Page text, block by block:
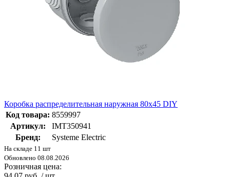
Коробка распределительная наружная 80x45 DIY
Код товара: 8559997
Артикул:
IMT350941
Бренд:
Systeme Electric
На складе 11 шт
Обновлено 08.08.2026
Розничная цена: